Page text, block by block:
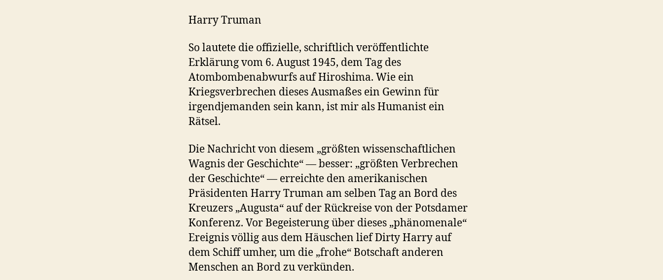
Harry Truman
So lautete die offizielle, schriftlich veröffentlichte
Erklärung vom 6. August 1945, dem Tag des
Atombombenabwurfs auf Hiroshima. Wie ein
Kriegsverbrechen dieses Ausmaßes ein Gewinn für
irgendjemanden sein kann, ist mir als Humanist ein
Rätsel.
Die Nachricht von diesem „größten wissenschaftlichen
Wagnis der Geschichte“ — besser: „größten Verbrechen
der Geschichte“ — erreichte den amerikanischen
Präsidenten Harry Truman am selben Tag an Bord des
Kreuzers „Augusta“ auf der Rückreise von der Potsdamer
Konferenz. Vor Begeisterung über dieses „phänomenale“
Ereignis völlig aus dem Häuschen lief Dirty Harry auf
dem Schiff umher, um die „frohe“ Botschaft anderen
Menschen an Bord zu verkünden.